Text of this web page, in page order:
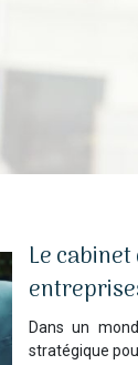
Le
Dans un
stratégique